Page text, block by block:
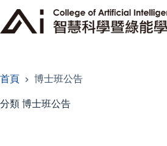
至
主
首頁
博士班公告
分類 博士班公告